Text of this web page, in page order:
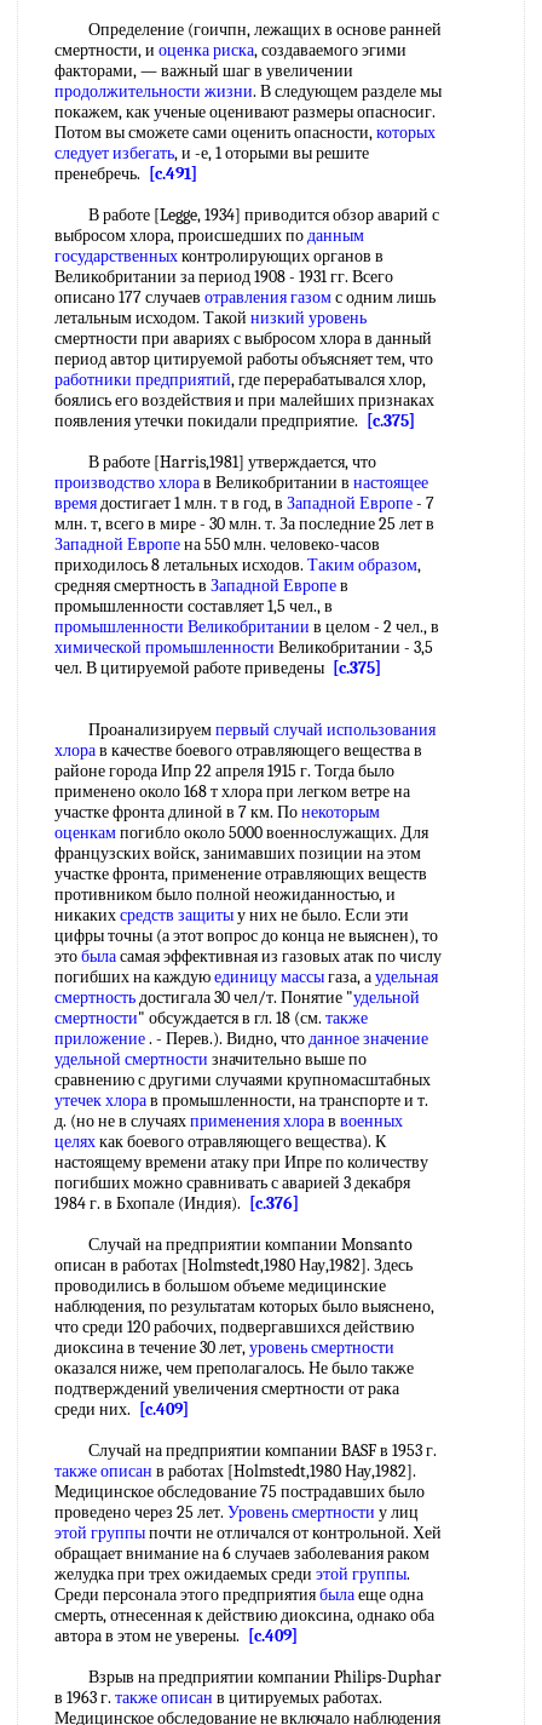
Определение (гоичпн, лежащих в основе ранней
смертности, и оценка риска, создаваемого эгими
факторами, — важный шаг в увеличении
продолжительности жизни. В следующем разделе мы
покажем, как ученые оценивают размеры опасносиг.
Потом вы сможете сами оценить опасности,которых
следует избегать, и -е, 1 оторыми вы решите
пренебречь.
[c.491]
В работе [Legge, 1934] приводится обзор аварий с
выбросом хлора, происшедших поданным
государственныхконтролирующих органов в
Великобритании за период 1908 - 1931 гг. Всего
описано 177 случаев отравления газомс одним лишь
летальным исходом. Такой низкий уровень
смертности при авариях с выбросом хлора в данный
период автор цитируемой работы объясняет тем, что
работники предприятий, где перерабатывался хлор,
боялись его воздействия и при малейших признаках
появления утечки покидали предприятие.
[c.375]
В работе [Harris,1981] утверждается, что
производство хлорав Великобритании в настоящее
времядостигает 1 млн. т в год, в Западной Европе- 7
млн. т, всего в мире - 30 млн. т. За последние 25 лет в
Западной Европена 550 млн. человеко-часов
приходилось 8 летальных исходов. Таким образом,
средняя смертность в Западной Европев
промышленности составляет 1,5 чел., в
промышленности Великобритании в целом - 2 чел., в
химической промышленности Великобритании - 3,5
чел. В цитируемой работе приведены [c.375]
Проанализируемпервый случай использования
хлорав качестве боевого отравляющего вещества в
районе города Ипр 22 апреля 1915 г. Тогда было
применено около 168 т хлора при легком ветре на
участке фронта длиной в 7 км. Понекоторым
оценкампогибло около 5000 военнослужащих. Для
французских войск, занимавших позиции на этом
участке фронта, применение отравляющих веществ
противником было полной неожиданностью, и
никакихсредств защитыу них не было. Если эти
цифры точны (а этот вопрос до конца не выяснен), то
этобыласамая эффективная из газовых атак по числу
погибших на каждуюединицу массыгаза, аудельная
смертностьдостигала 30 чел/т. Понятие "удельной
смертности" обсуждается в гл. 18 (см. также
приложение. - Перев.). Видно, чтоданное значение
удельной смертности значительно выше по
сравнению с другими случаями крупномасштабных
утечек хлорав промышленности, на транспорте и т.
д. (но не в случаяхприменения хлорав военных
целяхкак боевого отравляющего вещества). К
настоящему времени атаку при Ипре по количеству
погибших можно сравнивать с аварией 3 декабря
1984 г. в Бхопале (Индия).
[c.376]
Случай на предприятии компании Monsanto
описан в работах [Holmstedt,1980 Нау,1982]. Здесь
проводились в большом объеме медицинские
наблюдения, по результатам которых было выяснено,
что среди 120 рабочих, подвергавшихся действию
диоксина в течение 30 лет,уровень смертности
оказался ниже, чем преполагалось. Не было также
подтверждений увеличения смертности от рака
среди них.
[c.409]
Случай на предприятии компании BASF в 1953 г.
также описан в работах [Holmstedt,1980 Нау,1982].
Медицинское обследование 75 пострадавших было
проведено через 25 лет. Уровень смертности у лиц
этой группыпочти не отличался от контрольной. Хей
обращает внимание на 6 случаев заболевания раком
желудка при трех ожидаемых среди этой группы.
Среди персонала этого предприятиябылаеще одна
смерть, отнесенная к действию диоксина, однако оба
автора в этом не уверены.
[c.409]
Взрыв на предприятии компании Philips-Duphar
в 1963 г. также описан в цитируемых работах.
Медицинское обследование не включало наблюдения